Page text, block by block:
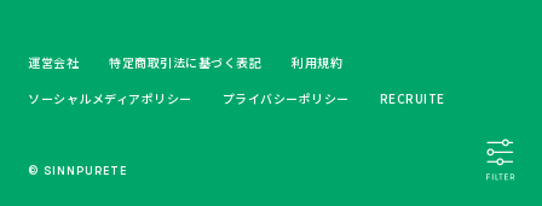
運営会社 特定商取引法に基づく表記
利用規約
ソーシャルメディアポリシー
プライバシーポリシー RECRUITE
© SINNPURETE